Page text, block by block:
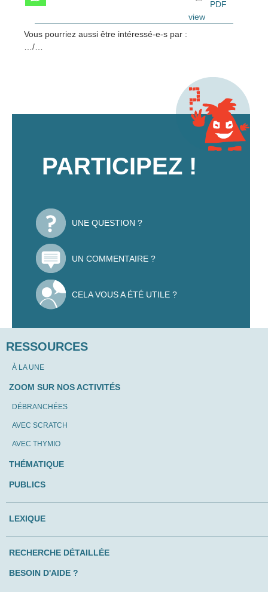
PDF
view
Vous pourriez aussi être intéressé-e-s par :
…/…
PARTICIPEZ !
UNE QUESTION ?
UN COMMENTAIRE ?
CELA VOUS A ÉTÉ UTILE ?
RESSOURCES
À LA UNE
ZOOM SUR NOS ACTIVITÉS
DÉBRANCHÉES
AVEC SCRATCH
AVEC THYMIO
THÉMATIQUE
PUBLICS
LEXIQUE
RECHERCHE DÉTAILLÉE
BESOIN D'AIDE ?